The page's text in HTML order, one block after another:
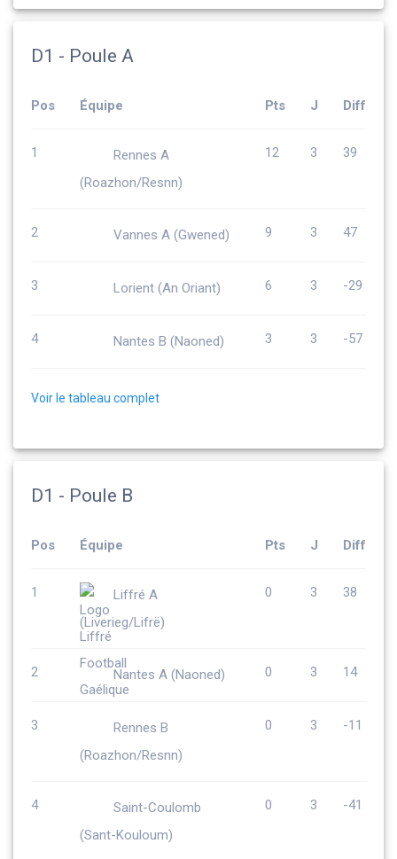
D1 - Poule A
Pos Équipe Pts J Diff
1
Rennes A
(Roazhon/Resnn)
12 3 39
2 Vannes A (Gwened) 9 3 47
3 Lorient (An Oriant) 6 3 -29
4 Nantes B (Naoned) 3 3 -57
Voir le tableau complet
D1 - Poule B
Pos Équipe Pts J Diff
1
Liffré A
(Liverieg/Lifrë)
0 3 38
2 Nantes A (Naoned) 0 3 14
3
Rennes B
(Roazhon/Resnn)
0 3 -11
4
Saint-Coulomb
(Sant-Kouloum)
0 3 -41